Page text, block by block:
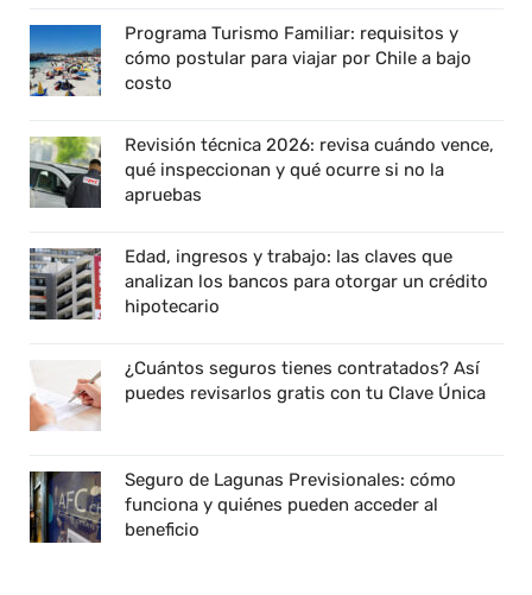
Programa Turismo Familiar: requisitos y
cómo postular para viajar por Chile a bajo
costo
Revisión técnica 2026: revisa cuándo vence,
qué inspeccionan y qué ocurre si no la
apruebas
Edad, ingresos y trabajo: las claves que
analizan los bancos para otorgar un crédito
hipotecario
¿Cuántos seguros tienes contratados? Así
puedes revisarlos gratis con tu Clave Única
Seguro de Lagunas Previsionales: cómo
funciona y quiénes pueden acceder al
beneficio